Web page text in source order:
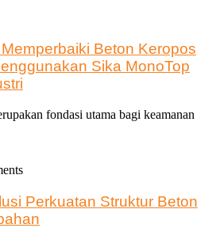
Beton Keropos
Sika MonoTop
fondasi utama bagi keamanan
Perkuatan Struktur Beton